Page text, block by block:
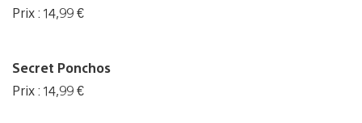
Prix : 14,99 €
Secret Ponchos
Prix : 14,99 €